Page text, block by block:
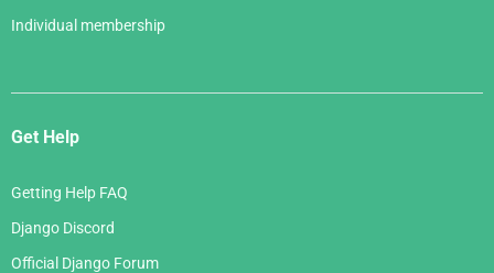
Individual membership
Get Help
Getting Help FAQ
Django Discord
Official Django Forum